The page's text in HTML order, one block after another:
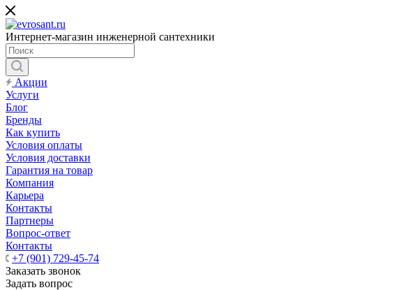
Интернет-магазин инженерной сантехники
Акции
Услуги
Блог
Бренды
Как купить
Условия оплаты
Условия доставки
Гарантия на товар
Компания
Карьера
Контакты
Партнеры
Вопрос-ответ
Контакты
+7 (901) 729-45-74
Заказать звонок
Задать вопрос